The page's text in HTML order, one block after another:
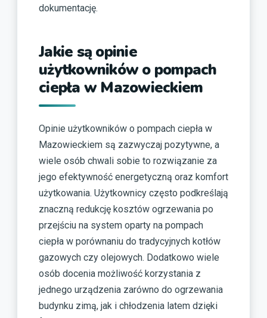
dokumentację.
Jakie są opinie
użytkowników o pompach
ciepła w Mazowieckiem
Opinie użytkowników o pompach ciepła w
Mazowieckiem są zazwyczaj pozytywne, a
wiele osób chwali sobie to rozwiązanie za
jego efektywność energetyczną oraz komfort
użytkowania. Użytkownicy często podkreślają
znaczną redukcję kosztów ogrzewania po
przejściu na system oparty na pompach
ciepła w porównaniu do tradycyjnych kotłów
gazowych czy olejowych. Dodatkowo wiele
osób docenia możliwość korzystania z
jednego urządzenia zarówno do ogrzewania
budynku zimą, jak i chłodzenia latem dzięki